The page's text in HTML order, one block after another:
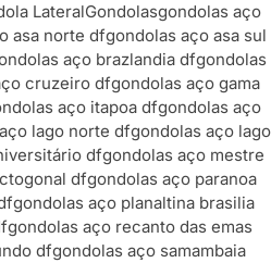
LateralGondolasgondolas aço
asa norte dfgondolas aço asa sul
aço brazlandia dfgondolas
cruzeiro dfgondolas aço gama
aço itapoa dfgondolas aço
lago norte dfgondolas aço lago
dfgondolas aço mestre
dfgondolas aço paranoa
gondolas aço planaltina brasilia
gondolas aço recanto das emas
dfgondolas aço samambaia